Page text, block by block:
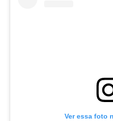
Ver essa foto